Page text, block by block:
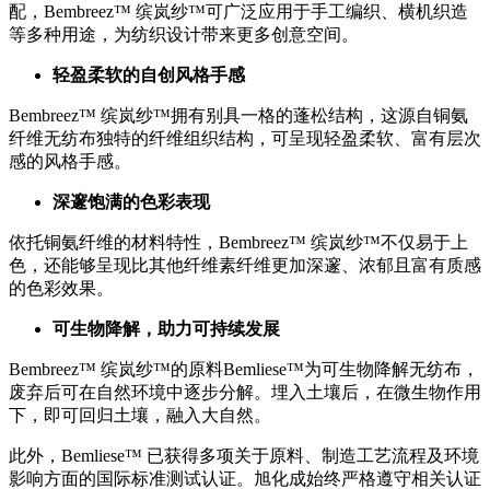
配，Bembreez™ 缤岚纱™可广泛应用于手工编织、横机织造
等多种用途，为纺织设计带来更多创意空间。
轻盈柔软的自创风格手感
Bembreez™ 缤岚纱™拥有别具一格的蓬松结构，这源自铜氨
纤维无纺布独特的纤维组织结构，可呈现轻盈柔软、富有层次
感的风格手感。
深邃饱满的色彩表现
依托铜氨纤维的材料特性，Bembreez™ 缤岚纱™不仅易于上
色，还能够呈现比其他纤维素纤维更加深邃、浓郁且富有质感
的色彩效果。
可生物降解，助力可持续发展
Bembreez™ 缤岚纱™的原料Bemliese™为可生物降解无纺布，
废弃后可在自然环境中逐步分解。埋入土壤后，在微生物作用
下，即可回归土壤，融入大自然。
此外，Bemliese™ 已获得多项关于原料、制造工艺流程及环境
影响方面的国际标准测试认证。旭化成始终严格遵守相关认证